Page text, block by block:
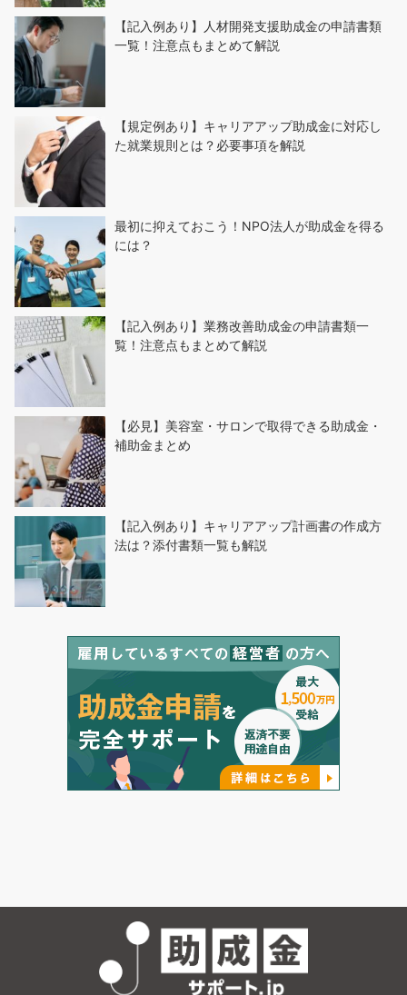
【記入例あり】人材開発支援助成金の申請書類
一覧！注意点もまとめて解説
【規定例あり】キャリアアップ助成金に対応し
た就業規則とは？必要事項を解説
最初に抑えておこう！NPO法人が助成金を得る
には？
【記入例あり】業務改善助成金の申請書類一
覧！注意点もまとめて解説
【必見】美容室・サロンで取得できる助成金・
補助金まとめ
【記入例あり】キャリアアップ計画書の作成方
法は？添付書類一覧も解説